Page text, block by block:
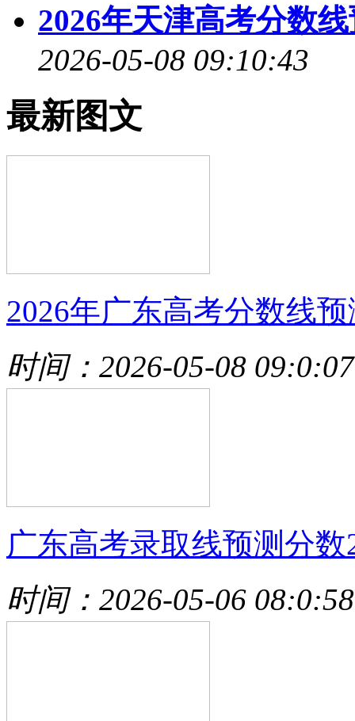
2026年天津高考分数
2026-05-08 09:10:43
最新图文
2026年广东高考分数线
时间：2026-05-08 09:0:07
广东高考录取线预测分数
时间：2026-05-06 08:0:58